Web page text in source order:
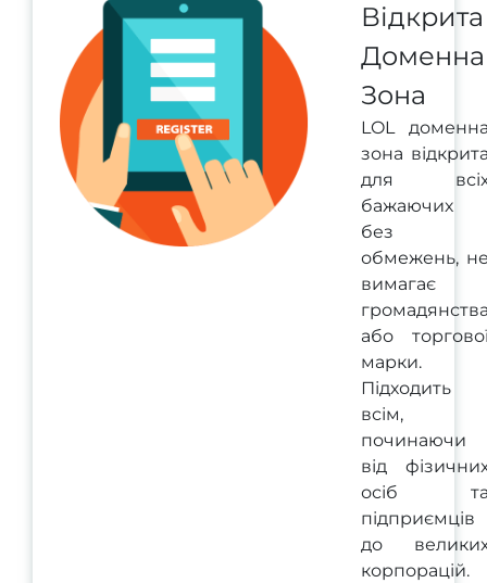
Відкрита
Доменна
Зона
LOL
зона
для
бажаючих
без
обмежень,
вимагає
або
марки.
Підходить
всім,
починаючи
від
осіб
підприємців
до
корпорацій.